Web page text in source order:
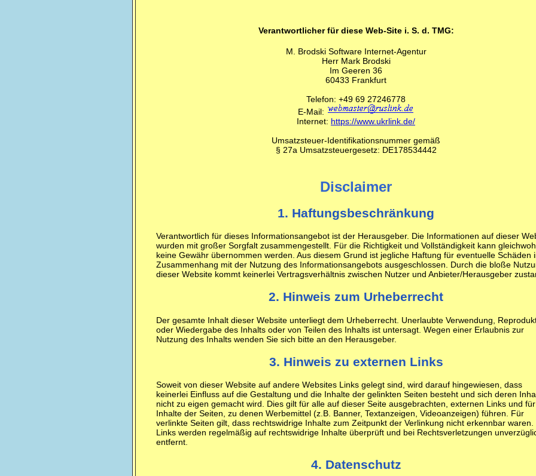
Verantwortlicher für diese Web-Site i. S. d. TMG:
M. Brodski Software Internet-Agentur
Herr Mark Brodski
Im Geeren 36
60433 Frankfurt
Telefon: +49 69 27246778
E-Mail:
Internet: https://www.ukrlink.de/
Umsatzsteuer-Identifikationsnummer gemäß
§ 27a Umsatzsteuergesetz: DE178534442
Disclaimer
1. Haftungsbeschränkung
Verantwortlich für dieses Informationsangebot ist der Herausgeber. Die Informationen auf dieser
wurden mit großer Sorgfalt zusammengestellt. Für die Richtigkeit und Vollständigkeit kann
keine Gewähr übernommen werden. Aus diesem Grund ist jegliche Haftung für eventuelle Schäden
Zusammenhang mit der Nutzung des Informationsangebots ausgeschlossen. Durch die bloße
dieser Website kommt keinerlei Vertragsverhältnis zwischen Nutzer und Anbieter/Herausgeber
2. Hinweis zum Urheberrecht
Der gesamte Inhalt dieser Website unterliegt dem Urheberrecht. Unerlaubte Verwendung,
oder Wiedergabe des Inhalts oder von Teilen des Inhalts ist untersagt. Wegen einer Erlaubnis zur
Nutzung des Inhalts wenden Sie sich bitte an den Herausgeber.
3. Hinweis zu externen Links
Soweit von dieser Website auf andere Websites Links gelegt sind, wird darauf hingewiesen, dass
keinerlei Einfluss auf die Gestaltung und die Inhalte der gelinkten Seiten besteht und sich deren
nicht zu eigen gemacht wird. Dies gilt für alle auf dieser Seite ausgebrachten, externen Links und
Inhalte der Seiten, zu denen Werbemittel (z.B. Banner, Textanzeigen, Videoanzeigen) führen. Für
verlinkte Seiten gilt, dass rechtswidrige Inhalte zum Zeitpunkt der Verlinkung nicht erkennbar waren.
Links werden regelmäßig auf rechtswidrige Inhalte überprüft und bei Rechtsverletzungen
entfernt.
4. Datenschutz